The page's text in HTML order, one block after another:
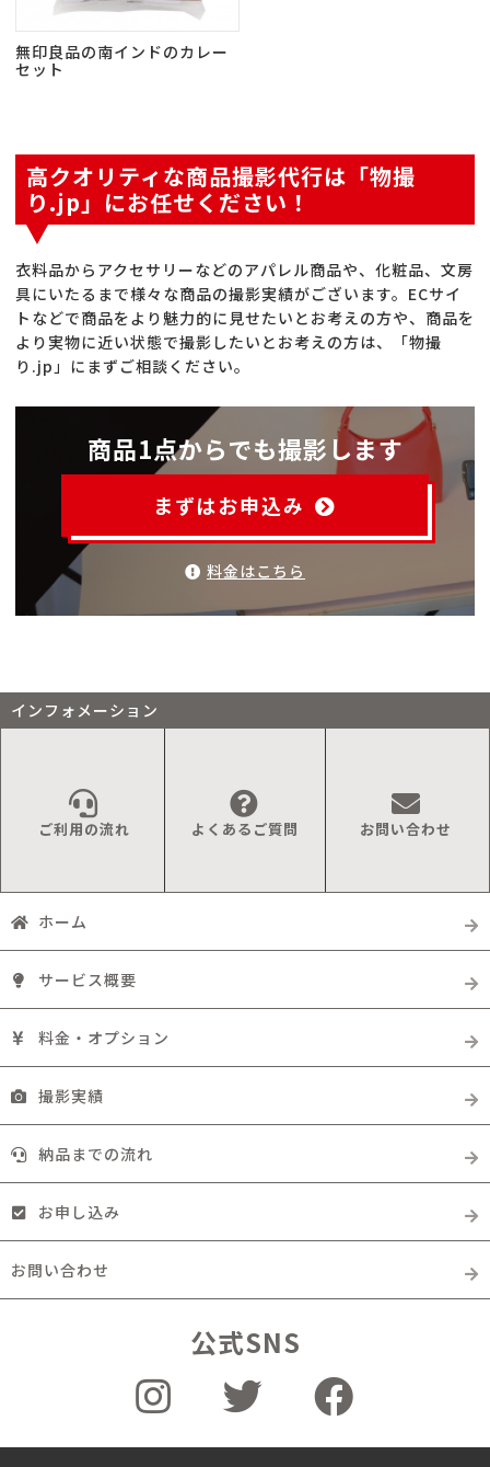
無印良品の南インドのカレー
セット
高クオリティな商品撮影代行は「物撮
り.jp」にお任せください！
衣料品からアクセサリーなどのアパレル商品や、化粧品、文房
具にいたるまで様々な商品の撮影実績がございます。ECサイ
トなどで商品をより魅力的に見せたいとお考えの方や、商品を
より実物に近い状態で撮影したいとお考えの方は、「物撮
り.jp」にまずご相談ください。
商品1点からでも撮影します
まずはお申込み
料金はこちら
インフォメーション
ご利用の流れ よくあるご質問 お問い合わせ
ホーム
サービス概要
料金・オプション
撮影実績
納品までの流れ
お申し込み
お問い合わせ
公式SNS